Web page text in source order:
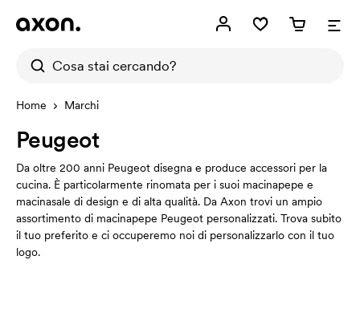
Home Marchi
Peugeot
Da oltre 200 anni Peugeot disegna e produce accessori per la
cucina. È particolarmente rinomata per i suoi macinapepe e
macinasale di design e di alta qualità. Da Axon trovi un ampio
assortimento di macinapepe Peugeot personalizzati. Trova subito
il tuo preferito e ci occuperemo noi di personalizzarlo con il tuo
logo.